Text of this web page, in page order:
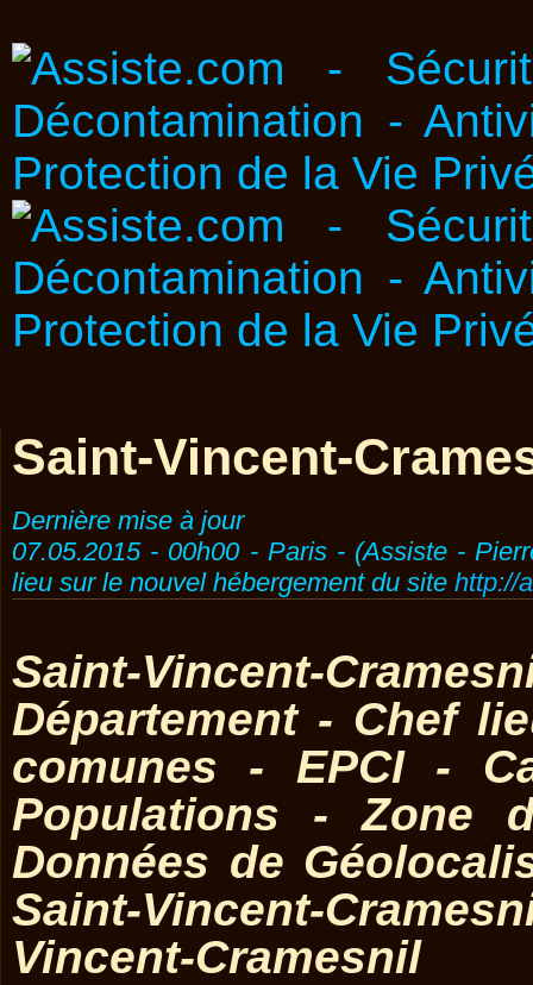
Saint-Vincent-
Dernière mise à jour
07.05.2015 - 00h00 - Paris - (Assiste -
lieu sur le nouvel hébergement du site http://
Saint-Vincent-
Département - Chef
comunes - EPCI -
Populations - Zone
Données de
Saint-Vincent-
Vincent-Cramesnil